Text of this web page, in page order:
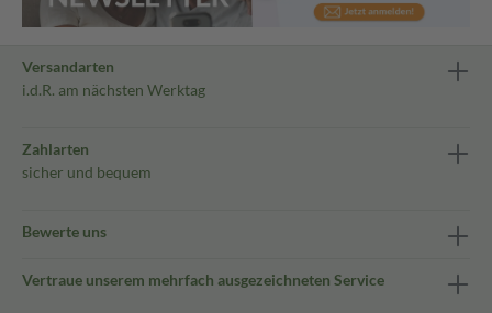
Versandarten
i.d.R. am nächsten Werktag
Zahlarten
sicher und bequem
Bewerte uns
Vertraue unserem mehrfach ausgezeichneten Service